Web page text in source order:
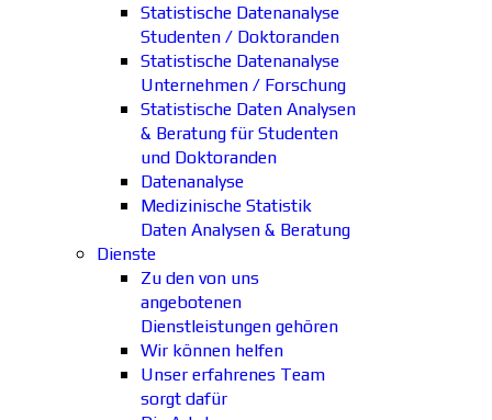
Statistische Datenanalyse
Studenten / Doktoranden
Statistische Datenanalyse
Unternehmen / Forschung
Statistische Daten Analysen
& Beratung für Studenten
und Doktoranden
Datenanalyse
Medizinische Statistik
Daten Analysen & Beratung
Dienste
Zu den von uns
angebotenen
Dienstleistungen gehören
Wir können helfen
Unser erfahrenes Team
sorgt dafür